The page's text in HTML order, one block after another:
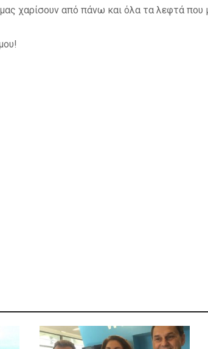
χαρίσουν από πάνω και όλα τα λεφτά